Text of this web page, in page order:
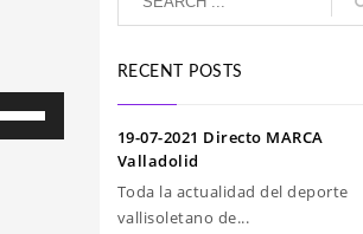
RECENT POSTS
19-07-2021 Directo MARCA
Valladolid
Toda la actualidad del deporte
vallisoletano de...